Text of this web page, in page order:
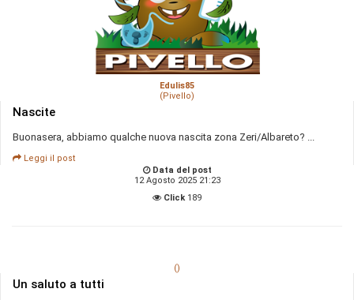
Edulis85
(Pivello)
Nascite
Buonasera, abbiamo qualche nuova nascita zona Zeri/Albareto? ...
Leggi il post
Data del post
12 Agosto 2025 21:23
Click 189
()
Un saluto a tutti